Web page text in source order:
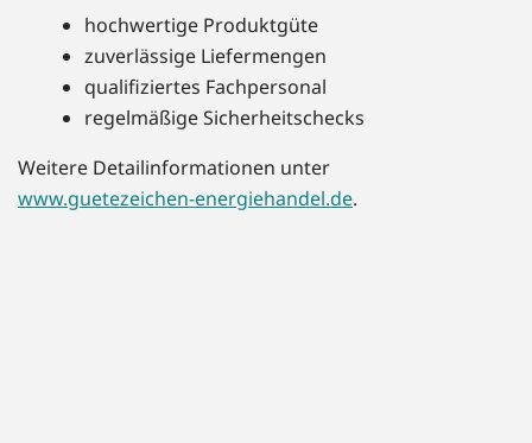
hochwertige Produktgüte
zuverlässige Liefermengen
qualifiziertes Fachpersonal
regelmäßige Sicherheitschecks
Weitere Detailinformationen unter
www.guetezeichen-energiehandel.de.